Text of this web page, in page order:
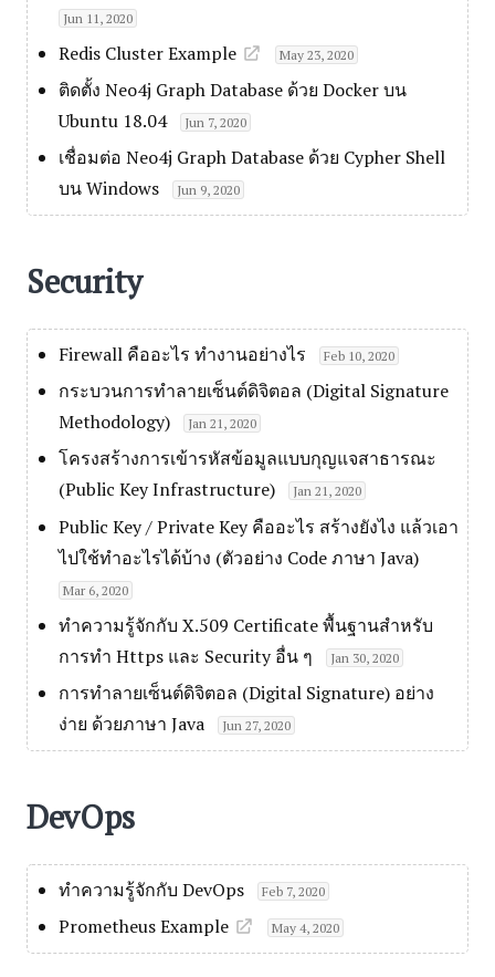
Jun 11, 2020
Redis Cluster Example May 23, 2020
ติดตั้ง Neo4j Graph Database ด้วย Docker บน
Ubuntu 18.04
Jun 7, 2020
เชื่อมต่อ Neo4j Graph Database ด้วย Cypher Shell
บน Windows
Jun 9, 2020
Security
Firewall คืออะไร ทำงานอย่างไร Feb 10, 2020
กระบวนการทำลายเซ็นต์ดิจิตอล (Digital Signature
Methodology)
Jan 21, 2020
โครงสร้างการเข้ารหัสข้อมูลแบบกุญแจสาธารณะ
(Public Key Infrastructure)
Jan 21, 2020
Public Key / Private Key คืออะไร สร้างยังไง แล้วเอา
ไปใช้ทำอะไรได้บ้าง (ตัวอย่าง Code ภาษา Java)
Mar 6, 2020
ทำความรู้จักกับ X.509 Certificate พื้นฐานสำหรับ
การทำ Https และ Security อื่น ๆ
Jan 30, 2020
การทำลายเซ็นต์ดิจิตอล (Digital Signature) อย่าง
ง่าย ด้วยภาษา Java
Jun 27, 2020
DevOps
ทำความรู้จักกับ DevOps Feb 7, 2020
Prometheus Example May 4, 2020